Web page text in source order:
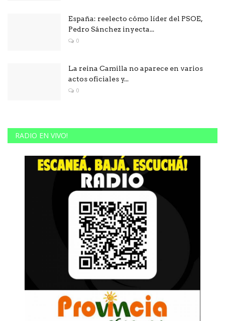
España: reelecto cómo líder del PSOE,
Pedro Sánchez inyecta...
0
La reina Camilla no aparece en varios
actos oficiales y...
0
RADIO EN VIVO!